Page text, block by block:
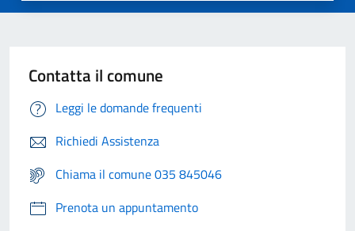
Contatta il comune
Leggi le domande frequenti
Richiedi Assistenza
Chiama il comune 035 845046
Prenota un appuntamento